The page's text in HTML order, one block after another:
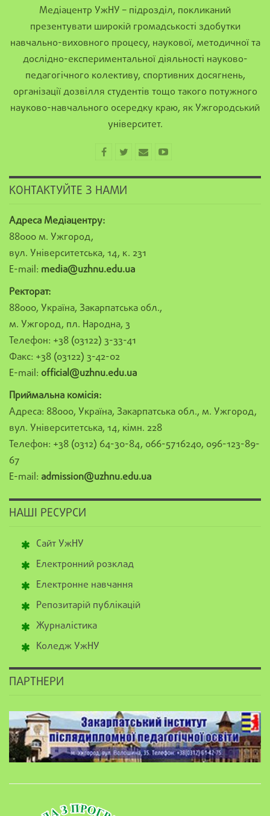
Медіацентр УжНУ – підрозділ, покликаний
презентувати широкій громадськості здобутки
навчально-виховного процесу, наукової, методичної та
дослідно-експериментальної діяльності науково-
педагогічного колективу, спортивних досягнень,
організації дозвілля студентів тощо такого потужного
науково-навчального осередку краю, як Ужгородський
університет.
КОНТАКТУЙТЕ З НАМИ
Адреса Медіацентру:
88000 м. Ужгород,
вул. Університетська, 14, к. 231
E-mail: media@uzhnu.edu.ua
Ректорат:
88000, Україна, Закарпатська обл.,
м. Ужгород, пл. Народна, 3
Телефон: +38 (03122) 3-33-41
Факс: +38 (03122) 3-42-02
E-mail: official@uzhnu.edu.ua
Приймальна комісія:
Адреса: 88000, Україна, Закарпатська обл., м. Ужгород,
вул. Університетська, 14, кімн. 228
Телефон: +38 (0312) 64-30-84, 066-5716240, 096-123-89-
67
E-mail: admission@uzhnu.edu.ua
НАШІ РЕСУРСИ
Сайт УжНУ
Електронний розклад
Електронне навчання
Репозитарій публікацій
Журналістика
Коледж УжНУ
ПАРТНЕРИ